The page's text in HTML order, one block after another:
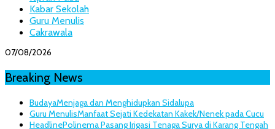
Kabar Sekolah
Guru Menulis
Cakrawala
07/08/2026
Breaking News
BudayaMenjaga dan Menghidupkan Sidalupa
Guru MenulisManfaat Sejati Kedekatan Kakek/Nenek pada Cucu
HeadlinePolinema Pasang Irigasi Tenaga Surya di Karang Tengah